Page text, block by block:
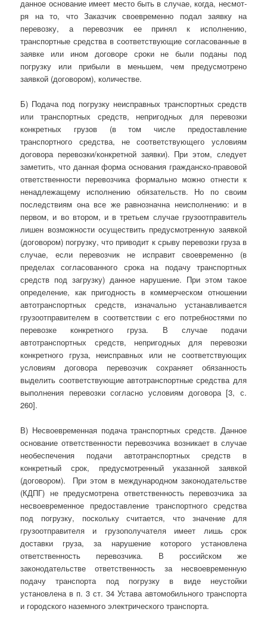
данное основание имеет место быть в случае, когда, несмот­
ря на то, что Заказчик своевременно подал заявку на
перевозку, а перевозчик ее принял к исполнению,
транспортные средства в соответствующие согласованные в
заявке или ином договоре сроки не были поданы под
погрузку или прибыли в меньшем, чем предусмот­рено
заявкой (договором), количестве.
Б) Подача под погрузку неисправных транспортных средств
или транспортных средств, непригодных для перевозки
конкретных грузов (в том числе предоставление
транспортного средства, не соответствующего условиям
договора перевозки/конкретной заявки). При этом, следует
заметить, что данная форма основания гражданско-правовой
ответственности перевозчика формально можно отнести к
ненадлежащему исполнению обязательств. Но по своим
последствиям она все же равнозначна неисполнению: и в
первом, и во втором, и в третьем случае грузоотправитель
лишен возможности осуществить предусмотренную заявкой
(договором) погрузку, что приводит к срыву пере­возки груза в
случае, если перевозчик не исправит своевременно (в
пределах согласованного срока на подачу транспортных
средств под загрузку) данное нарушение. При этом такое
определение, как пригодность в коммерческом отношении
автотранспортных средств, изначально устанавливается
грузоотправителем в соответствии с его потребностями по
перевозке конкретного груза. В случае подачи
автотранспортных средств, непригодных для перевозки
конкретного груза, неисправных или не соответствующих
условиям договора перевозчик сохраняет обязанность
выделить соответствующие автотранспортные средства для
выполнения перевозки согласно условиям договора [3, с.
260].
В) Несвоевременная подача транспортных средств. Данное
основание ответственности перевозчика возникает в случае
необеспечения подачи автотранспортных средств в
конкретный срок, предусмотренный указанной заявкой
(договором). При этом в международном законодательстве
(КДПГ) не предусмотрена ответственность перевозчика за
несвоевременное предоставление транспортного средства
под погрузку, поскольку считается, что значение для
грузоотправителя и грузополучателя имеет лишь срок
доставки груза, за нарушение которого установлена
ответственность перевозчика. В российском же
законодательстве ответственность за несвоевременную
подачу транспорта под погрузку в виде неустойки
установлена в п. 3 ст. 34 Устава автомобильного транспорта
и городского наземного электрического транспорта.